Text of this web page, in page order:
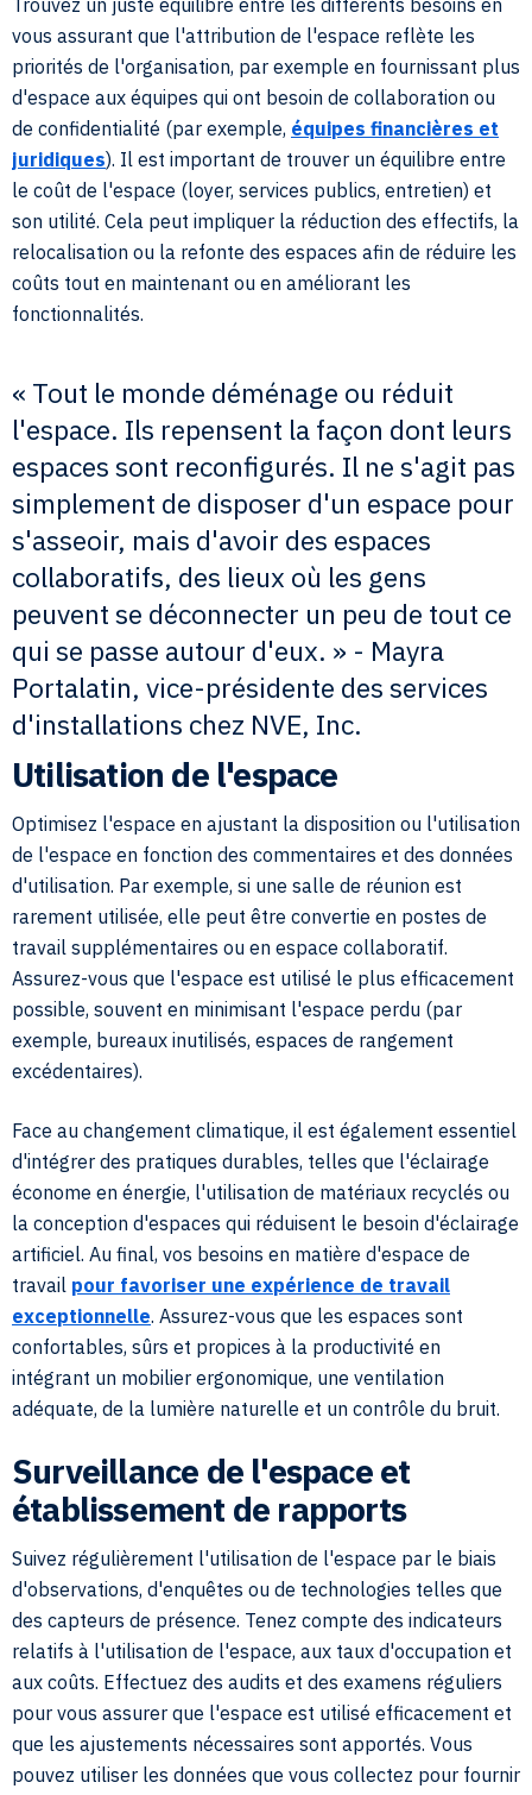
Trouvez un juste équilibre entre les différents besoins en
vous assurant que l'attribution de l'espace reflète les
priorités de l'organisation, par exemple en fournissant plus
d'espace aux équipes qui ont besoin de collaboration ou
de confidentialité (par exemple, équipes financières et
juridiques). Il est important de trouver un équilibre entre
le coût de l'espace (loyer, services publics, entretien) et
son utilité. Cela peut impliquer la réduction des effectifs, la
relocalisation ou la refonte des espaces afin de réduire les
coûts tout en maintenant ou en améliorant les
fonctionnalités.
« Tout le monde déménage ou réduit
l'espace. Ils repensent la façon dont leurs
espaces sont reconfigurés. Il ne s'agit pas
simplement de disposer d'un espace pour
s'asseoir, mais d'avoir des espaces
collaboratifs, des lieux où les gens
peuvent se déconnecter un peu de tout ce
qui se passe autour d'eux. » - Mayra
Portalatin, vice-présidente des services
d'installations chez NVE, Inc.
Utilisation de l'espace
Optimisez l'espace en ajustant la disposition ou l'utilisation
de l'espace en fonction des commentaires et des données
d'utilisation. Par exemple, si une salle de réunion est
rarement utilisée, elle peut être convertie en postes de
travail supplémentaires ou en espace collaboratif.
Assurez-vous que l'espace est utilisé le plus efficacement
possible, souvent en minimisant l'espace perdu (par
exemple, bureaux inutilisés, espaces de rangement
excédentaires).
Face au changement climatique, il est également essentiel
d'intégrer des pratiques durables, telles que l'éclairage
économe en énergie, l'utilisation de matériaux recyclés ou
la conception d'espaces qui réduisent le besoin d'éclairage
artificiel. Au final, vos besoins en matière d'espace de
travail pour favoriser une expérience de travail
exceptionnelle. Assurez-vous que les espaces sont
confortables, sûrs et propices à la productivité en
intégrant un mobilier ergonomique, une ventilation
adéquate, de la lumière naturelle et un contrôle du bruit.
Surveillance de l'espace et
établissement de rapports
Suivez régulièrement l'utilisation de l'espace par le biais
d'observations, d'enquêtes ou de technologies telles que
des capteurs de présence. Tenez compte des indicateurs
relatifs à l'utilisation de l'espace, aux taux d'occupation et
aux coûts. Effectuez des audits et des examens réguliers
pour vous assurer que l'espace est utilisé efficacement et
que les ajustements nécessaires sont apportés. Vous
pouvez utiliser les données que vous collectez pour fournir